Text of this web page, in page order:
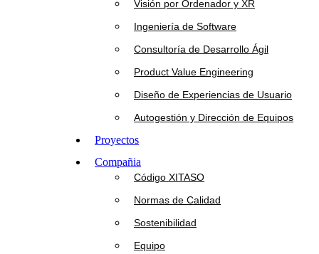
Visión por Ordenador y XR
Ingeniería de Software
Consultoría de Desarrollo Ágil
Product Value Engineering
Diseño de Experiencias de Usuario
Autogestión y Dirección de Equipos
Proyectos
Compañia
Código XITASO
Normas de Calidad
Sostenibilidad
Equipo